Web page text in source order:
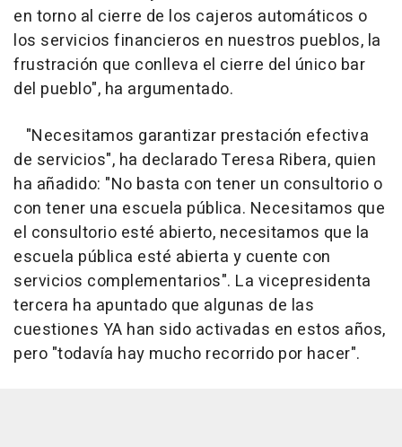
en torno al cierre de los cajeros automáticos o
los servicios financieros en nuestros pueblos, la
frustración que conlleva el cierre del único bar
del pueblo", ha argumentado.
"Necesitamos garantizar prestación efectiva
de servicios", ha declarado Teresa Ribera, quien
ha añadido: "No basta con tener un consultorio o
con tener una escuela pública. Necesitamos que
el consultorio esté abierto, necesitamos que la
escuela pública esté abierta y cuente con
servicios complementarios". La vicepresidenta
tercera ha apuntado que algunas de las
cuestiones YA han sido activadas en estos años,
pero "todavía hay mucho recorrido por hacer".